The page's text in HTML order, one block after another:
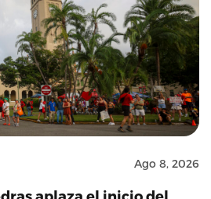
Ago 8, 2026
aplaza el inicio del